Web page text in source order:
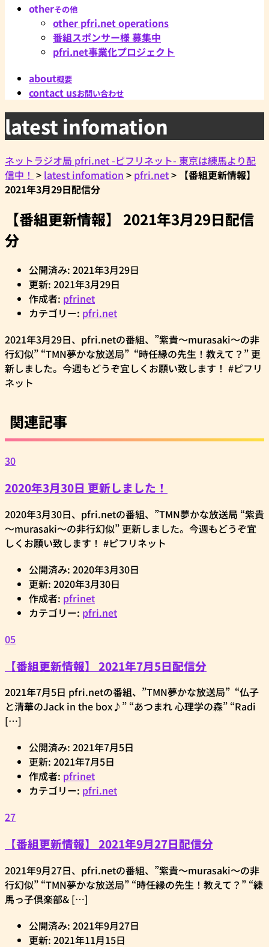
otherその他
other pfri.net operations
番組スポンサー様 募集中
pfri.net事業化プロジェクト
about概要
contact usお問い合わせ
latest infomation
ネットラジオ局 pfri.net -ピフリネット- 東京は練馬より配
信中！ > latest infomation > pfri.net> 【番組更新情報】
2021年3月29日配信分
【番組更新情報】 2021年3月29日配信
分
公開済み: 2021年3月29日
更新: 2021年3月29日
作成者: pfrinet
カテゴリー: pfri.net
2021年3月29日、pfri.netの番組、”紫貴～murasaki～の非
行幻似” “TMN夢かな放送局” “時任縁の先生！教えて？” 更
新しました。今週もどうぞ宜しくお願い致します！ #ピフリ
ネット
関連記事
30
2020年3月30日 更新しました！
2020年3月30日、pfri.netの番組、”TMN夢かな放送局 “紫貴
～murasaki～の非行幻似” 更新しました。今週もどうぞ宜
しくお願い致します！ #ピフリネット
公開済み: 2020年3月30日
更新: 2020年3月30日
作成者: pfrinet
カテゴリー: pfri.net
05
【番組更新情報】 2021年7月5日配信分
2021年7月5日 pfri.netの番組、”TMN夢かな放送局” “仏子
と清華のJack in the box♪” “あつまれ 心理学の森” “Radi
[…]
公開済み: 2021年7月5日
更新: 2021年7月5日
作成者: pfrinet
カテゴリー: pfri.net
27
【番組更新情報】 2021年9月27日配信分
2021年9月27日、pfri.netの番組、”紫貴～murasaki～の非
行幻似” “TMN夢かな放送局” “時任縁の先生！教えて？” “練
馬っ子倶楽部& […]
公開済み: 2021年9月27日
更新: 2021年11月15日